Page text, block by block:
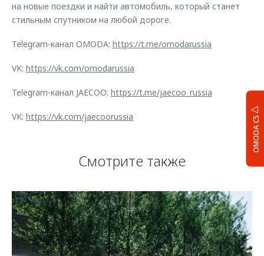
OMODA C5
на новые поездки и найти автомобиль, который станет
стильным спутником на любой дороге.
Telegram-канал OMODA: https://t.me/omodarussia
VK: https://vk.com/omodarussia
Telegram-канал JAECOO: https://t.me/jaecoo_russia
VK: https://vk.com/jaecoorussia
Смотрите также